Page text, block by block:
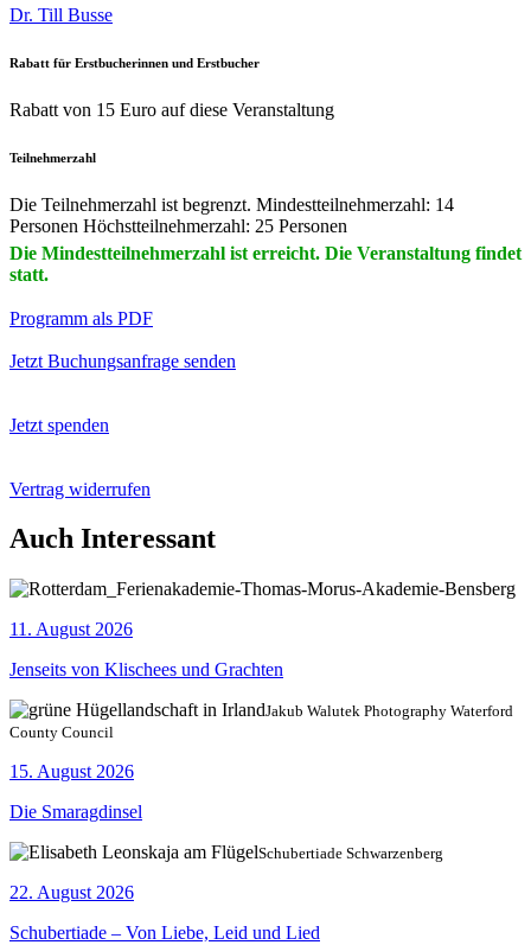
Dr. Till Busse
Rabatt für Erstbucherinnen und Erstbucher
Rabatt von 15 Euro auf diese Veranstaltung
Teilnehmerzahl
Die Teilnehmerzahl ist begrenzt. Mindestteilnehmerzahl: 14
Personen Höchstteilnehmerzahl: 25 Personen
Die Mindestteilnehmerzahl ist erreicht. Die Veranstaltung findet
statt.
Programm als PDF
Jetzt Buchungsanfrage senden
Jetzt spenden
Vertrag widerrufen
Auch Interessant
11. August 2026
Jenseits von Klischees und Grachten
Jakub Walutek Photography Waterford
County Council
15. August 2026
Die Smaragdinsel
Schubertiade Schwarzenberg
22. August 2026
Schubertiade – Von Liebe, Leid und Lied